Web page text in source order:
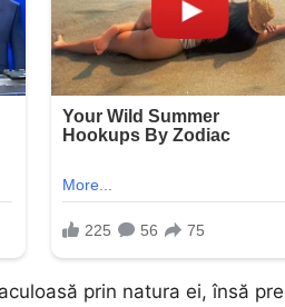
prin natura ei, însă